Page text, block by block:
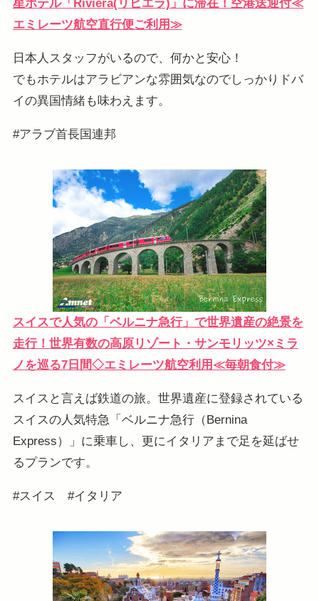
星ホテル「Riviera(リビエラ)」に滞在！空港送迎付≪
エミレーツ航空直行便ご利用≫
日本人スタッフがいるので、何かと安心！
でもホテルはアラビアンな雰囲気なのでしっかりドバ
イの異国情緒も味わえます。
#アラブ首長国連邦
スイスで人気の「ベルニナ急行」で世界遺産の絶景を
走行！世界有数の高原リゾート・サンモリッツ×ミラ
ノを巡る7日間◇エミレーツ航空利用≪毎朝食付≫
スイスと言えば鉄道の旅。世界遺産に登録されている
スイスの人気特急「ベルニナ急行（Bernina
Express）」に乗車し、更にイタリアまで足を延ばせ
るプランです。
#スイス #イタリア